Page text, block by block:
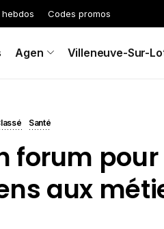
Codes promos
Agen Villeneuve-Sur-
Santé
forum pour
aux